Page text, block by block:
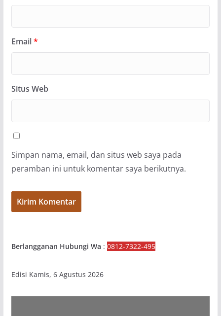
Email*
Situs Web
Simpan nama, email, dan situs web saya pada
peramban ini untuk komentar saya berikutnya.
Berlangganan Hubungi Wa : 0812-7322-495
Edisi Kamis, 6 Agustus 2026